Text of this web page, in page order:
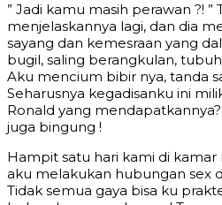
” Jadi kamu masih perawan ?! ”
menjelaskannya lagi, dan dia
sayang dan kemesraan yang
bugil, saling berangkulan,
Aku mencium bibir nya, tanda
Seharusnya kegadisanku ini
Ronald yang
juga bingung !
Hampit satu hari kami di kamar
aku melakukan hubungan sex
Tidak semua gaya bisa ku